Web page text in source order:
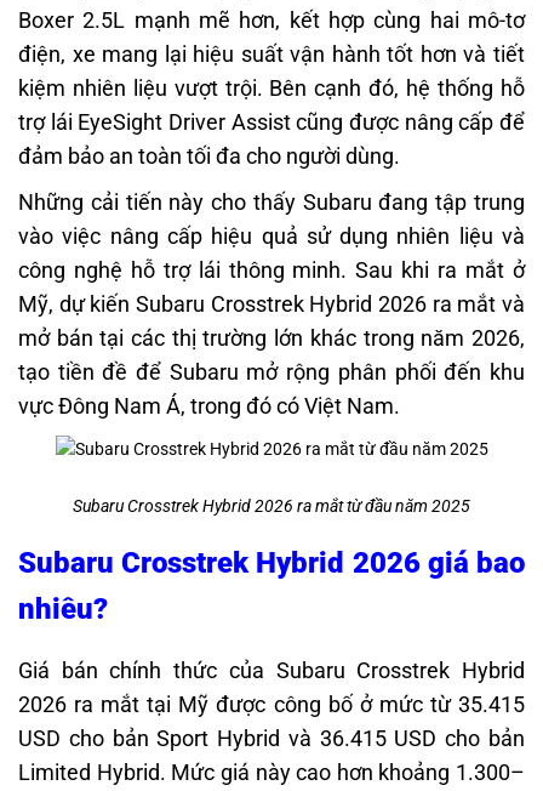
Boxer 2.5L mạnh mẽ hơn, kết hợp cùng hai mô-tơ
điện, xe mang lại hiệu suất vận hành tốt hơn và tiết
kiệm nhiên liệu vượt trội. Bên cạnh đó, hệ thống hỗ
trợ lái EyeSight Driver Assist cũng được nâng cấp để
đảm bảo an toàn tối đa cho người dùng.
Những cải tiến này cho thấy Subaru đang tập trung
vào việc nâng cấp hiệu quả sử dụng nhiên liệu và
công nghệ hỗ trợ lái thông minh. Sau khi ra mắt ở
Mỹ, dự kiến Subaru Crosstrek Hybrid 2026 ra mắt và
mở bán tại các thị trường lớn khác trong năm 2026,
tạo tiền đề để Subaru mở rộng phân phối đến khu
vực Đông Nam Á, trong đó có Việt Nam.
Subaru Crosstrek Hybrid 2026 ra mắt từ đầu năm 2025
Subaru Crosstrek Hybrid 2026 giá bao
nhiêu?
Giá bán chính thức của Subaru Crosstrek Hybrid
2026 ra mắt tại Mỹ được công bố ở mức từ 35.415
USD cho bản Sport Hybrid và 36.415 USD cho bản
Limited Hybrid. Mức giá này cao hơn khoảng 1.300–